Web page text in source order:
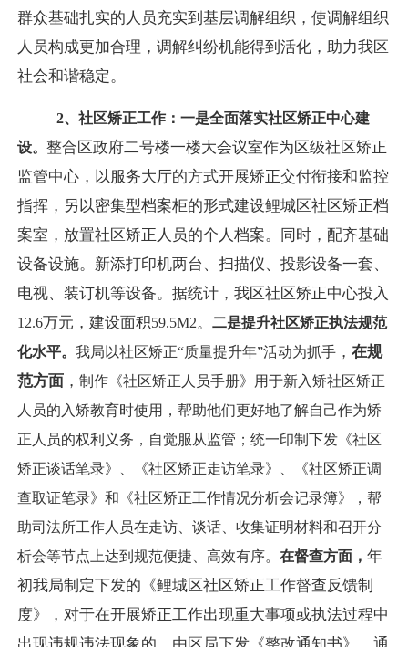
群众基础扎实的人员充实到基层调解组织，使调解组织
人员构成更加合理，调解纠纷机能得到活化，助力我区
社会和谐稳定。
2、社区矫正工作： 一是全面落实社区矫正中心建
设。 整合区政府二号楼一楼大会议室作为区级社区矫正
监管中心，以服务大厅的方式开展矫正交付衔接和监控
指挥，另以密集型档案柜的形式建设鲤城区社区矫正档
案室，放置社区矫正人员的个人档案。同时，配齐基础
设备设施。新添打印机两台、扫描仪、投影设备一套、
电视、装订机等设备。据统计，我区社区矫正中心投入
12.6万元，建设面积59.5M2。 二是提升社区矫正执法规范
化水平。 我局以社区矫正“质量提升年”活动为抓手 ， 在规
范方面 ， 制作《社区矫正人员手册》用于新入矫社区矫正
人员的入矫教育时使用，帮助他们更好地了解自己作为矫
正人员的权利义务，自觉服从监管；统一印制下发《社区
矫正谈话笔录》、《社区矫正走访笔录》、《社区矫正调
查取证笔录》和《社区矫正工作情况分析会记录簿》，帮
助司法所工作人员在走访、谈话、收集证明材料和召开分
析会等节点上达到规范便捷、高效有序。 在督查方面， 年
初我局制定下发的《鲤城区社区矫正工作督查反馈制
度》，对于在开展矫正工作出现重大事项或执法过程中